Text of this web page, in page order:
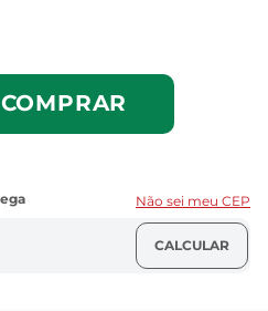
COMPRAR
Não sei meu CEP